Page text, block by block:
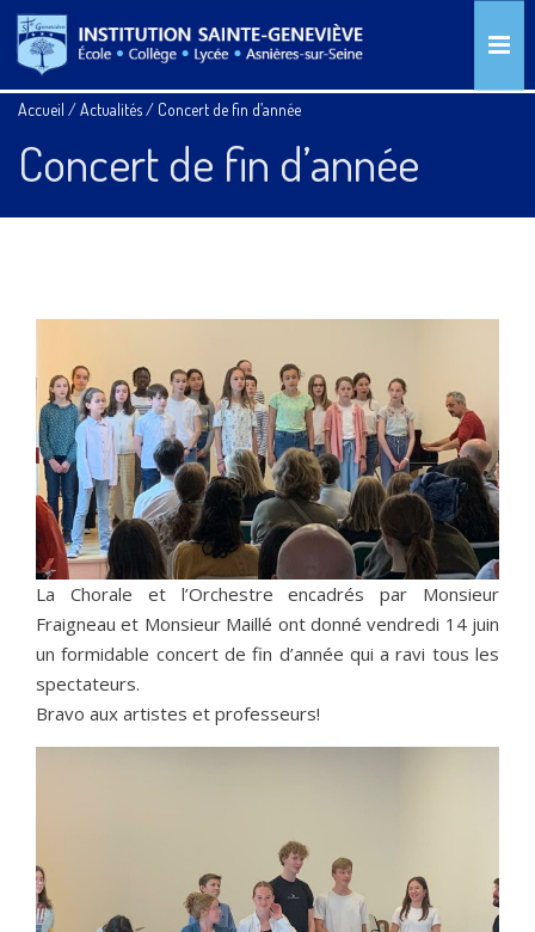
Accueil /Actualités/ Concert de fin d’année
Concert de fin d’année
La Chorale et l’Orchestre encadrés par Monsieur
Fraigneau et Monsieur Maillé ont donné vendredi 14 juin
un formidable concert de fin d’année qui a ravi tous les
spectateurs.
Bravo aux artistes et professeurs!